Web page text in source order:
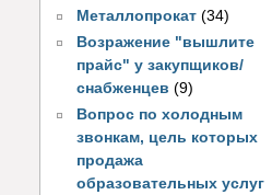
Металлопрокат (34)
Возражение "вышлите
прайс" у закупщиков/
снабженцев (9)
Вопрос по холодным
звонкам, цель которых
продажа
образовательных услуг